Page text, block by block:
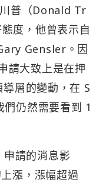
普（Donald Tr
度，他曾表示自
Gensler。因
請大致上是在押
層的變動，在 S
們仍然需要看到 1
請的消息影
漲，漲幅超過